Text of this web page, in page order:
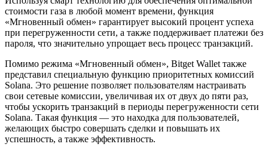
стоимости газа в любой момент времени, функция
«Мгновенный обмен» гарантирует высокий процент успеха
при перегруженности сети, а также поддерживает платежи без
пароля, что значительно упрощает весь процесс транзакций.
Помимо режима «Мгновенный обмен», Bitget Wallet также
представил специальную функцию приоритетных комиссий
Solana. Это решение позволяет пользователям настраивать
свои сетевые комиссии, увеличивая их от двух до пяти раз,
чтобы ускорить транзакций в периоды перегруженности сети
Solana. Такая функция — это находка для пользователей,
желающих быстро совершать сделки и повышать их
успешность, а также эффективность.